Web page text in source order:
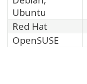
Ubuntu
Red Hat
OpenSUSE